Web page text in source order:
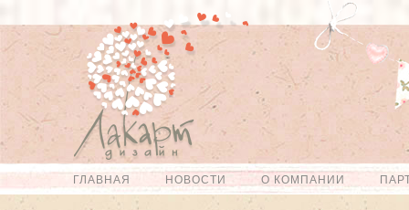
Перейти к
основному
содержанию
Skip to
navigation
Главное меню
ГЛАВНАЯ НОВОСТИ О КОМПАНИИ